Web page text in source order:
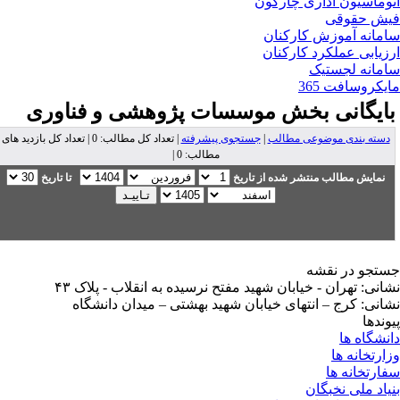
حقوقی
آموزش کارکنان
عملکرد کارکنان
لجستیک
365
بخشموسسات پژوهشی و فناوری
دسته بندی موضوعی مطالب|جستجوی پیشرفته
| تعداد کل مطالب: 0 | تعداد کل بازدید های
مطالب: 0 |
نمایش مطالب منتشر شده از تاریخ
تا تاریخ
در نقشه
تهران - خیابان شهید مفتح نرسیده به انقلاب - پلاک ۴۳
کرج – انتهای خیابان شهید بهشتی – میدان دانشگاه
ها
ها
ها
ملی نخبگان